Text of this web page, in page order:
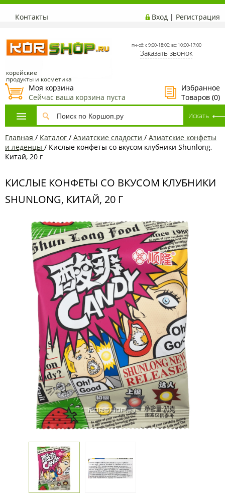
Контакты Вход | Регистрация
корейские
продукты и косметика
пн-сб: с 9:00-18:00; вс: 10:00-17:00
Заказать звонок
Избранное
Товаров (0)
Моя корзина
Сейчас ваша корзина пуста
Главная / Каталог / Азиатcкие сладости / Азиатские конфеты
и леденцы / Кислые конфеты со вкусом клубники Shunlong,
Китай, 20 г
КИСЛЫЕ КОНФЕТЫ СО ВКУСОМ КЛУБНИКИ
SHUNLONG, КИТАЙ, 20 Г